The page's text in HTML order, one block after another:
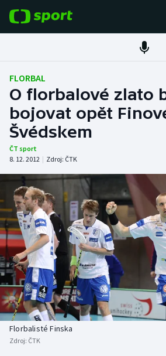
Fotbal
Hokej
Tenis
Atletika
Cyklistika
DALŠÍ SPORTY
Americký fotbal
Baseball a softbal
Basketbal
Biatlon
NEPŘEHLÉDNĚTE
Soutěže
Historické návraty
Aplikace ČT sport
FLORBAL
O florbalové zlato
bojovat opět
Švédskem
ČT sport
8. 12. 2012 | Zdroj: ČTK
Florbalisté Finska
Zdroj: ČTK